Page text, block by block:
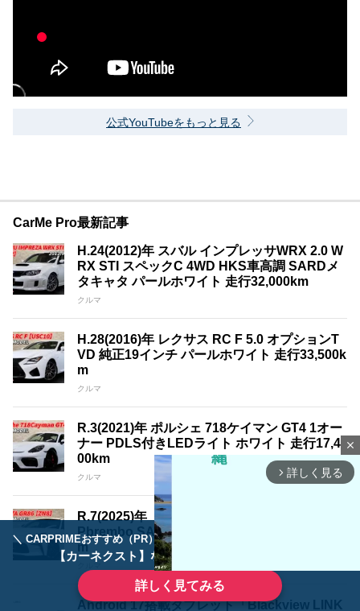
＼ CARPRIMEおすすめ（PR） ／
【カーネクスト】ならどんなクルマも高価買取
詳しく見てみる
公式YouTubeをもっと見る
CarMe Pro最新記事
H.24(2012)年 スバル インプレッサWRX 2.0 W
RX STI スペックC 4WD HKS車高調 SARDメ
タキャタ パールホワイト 走行32,000km
クルマ
H.28(2016)年 レクサス RC F 5.0 オプションT
VD 純正19インチ パールホワイト 走行33,500k
m
クルマ
R.3(2021)年 ポルシェ 718ケイマン GT4 1オー
ナー PDLS付きLEDライト ホワイト 走行17,4
00km
クルマ
R.7(2025)年 トヨタ GR86 2.4 RZ 1オーナー O
Pbrembo SACHS パールホワイト 走行3,200k
m
Android 17搭載タブレット「Blackview LINK
close
arrow_forward_ios 詳しく見る